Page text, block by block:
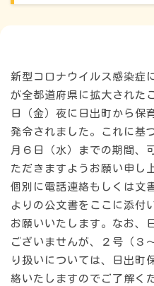
新型コロナウイルス感染症
が全都道府県に拡大された
日（金）夜に日出町から保
発令されました。これに基
月６日（水）までの期間、
ただきますようお願い申し
個別に電話連絡もしくは文
よりの公文書をここに添付
お願いいたします。なお、
ございませんが、２号（３
り扱いについては、日出町
絡いたしますのでご了解く
1日のスケジュール
年間行事
施設の紹介
情報公開